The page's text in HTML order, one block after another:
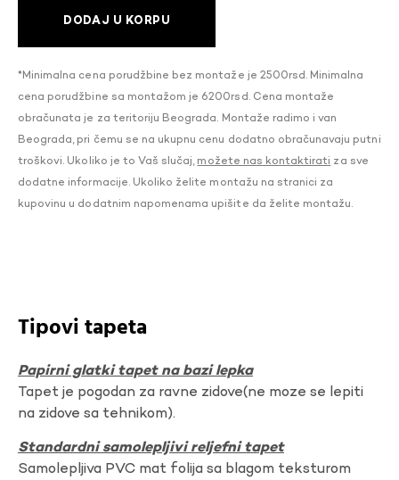
DODAJ U KORPU
*Minimalna cena porudžbine bez montaže je 2500rsd. Minimalna
cena porudžbine sa montažom je 6200rsd. Cena montaže
obračunata je za teritoriju Beograda. Montaže radimo i van
Beograda, pri čemu se na ukupnu cenu dodatno obračunavaju putni
troškovi. Ukoliko je to Vaš slučaj, možete nas kontaktirati za sve
dodatne informacije. Ukoliko želite montažu na stranici za
kupovinu u dodatnim napomenama upišite da želite montažu.
Tipovi tapeta
Papirni glatki tapet na bazi lepka
Tapet je pogodan za ravne zidove(ne moze se lepiti
na zidove sa tehnikom).
Standardni samolepljivi reljefni tapet
Samolepljiva PVC mat folija sa blagom teksturom